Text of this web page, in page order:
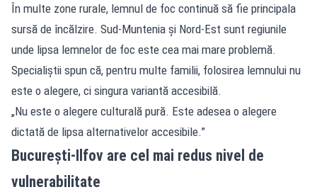
În multe zone rurale, lemnul de foc continuă să fie principala
sursă de încălzire. Sud-Muntenia și Nord-Est sunt regiunile
unde lipsa lemnelor de foc este cea mai mare problemă.
Specialiștii spun că, pentru multe familii, folosirea lemnului nu
este o alegere, ci singura variantă accesibilă.
„Nu este o alegere culturală pură. Este adesea o alegere
dictată de lipsa alternativelor accesibile.”
București-Ilfov are cel mai redus nivel de
vulnerabilitate